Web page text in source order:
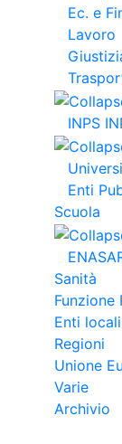
Ec. e
Lavoro
INPS
Enti
Scuola
Sanità
Funzione
Enti locali
Regioni
Unione
Varie
Archivio